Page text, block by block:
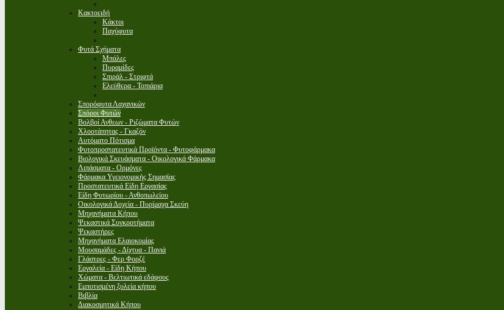
Κακτοειδή
Κάκτοι
Παχύφυτα
Φυτά Σχήματα
Μπάλες
Πυραμίδες
Σπιράλ - Στριφτά
Ελεύθερα - Τοπιάρια
Σπορόφυτα Λαχανικών
Σπόροι Φυτών
Βολβοί Ανθεων - Ριζώματα Φυτών
Χλοοτάπητας - Γκαζόν
Αυτόματο Πότισμα
Φυτοπροστατευτικά Προϊόντα - Φυτοφάρμακα
Βιολογικά Σκευάσματα - Οικολογικά Φάρμακα
Λιπάσματα - Ορμόνες
Φάρμακα Υγειονομικής Σημασίας
Προστατευτικά Είδη Εργασίας
Είδη Φυτωρίου - Ανθοπωλείου
Οικολογικά Δοχεία - Πυρίμαχα Σκεύη
Μηχανήματα Κήπου
Ψεκαστικά Συγκροτήματα
Ψεκαστήρες
Μηχανήματα Ελαιοκομίας
Μουσαμάδες - Δίχτυα - Πανιά
Γλάστρες - Φερ Φορζέ
Εργαλεία - Είδη Κήπου
Χώματα - Βελτιωτικά εδάφους
Εμποτισμένη ξυλεία κήπου
Βιβλία
Διακοσμητικά Κήπου